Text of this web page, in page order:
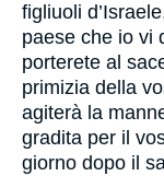
figliuoli
paese che io vi
porterete al
primizia della
agiterà la
gradita per il
giorno dopo il